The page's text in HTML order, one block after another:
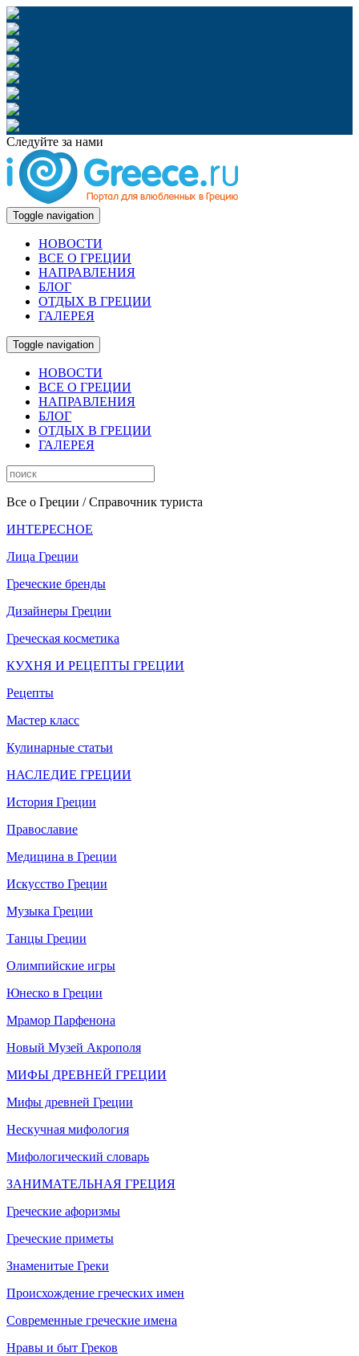
Следуйте за нами
Toggle navigation
НОВОСТИ
ВСЕ О ГРЕЦИИ
НАПРАВЛЕНИЯ
БЛОГ
ОТДЫХ В ГРЕЦИИ
ГАЛЕРЕЯ
Toggle navigation
НОВОСТИ
ВСЕ О ГРЕЦИИ
НАПРАВЛЕНИЯ
БЛОГ
ОТДЫХ В ГРЕЦИИ
ГАЛЕРЕЯ
Все о Греции / Справочник туриста
ИНТЕРЕСНОЕ
Лица Греции
Греческие бренды
Дизайнеры Греции
Греческая косметика
КУХНЯ И РЕЦЕПТЫ ГРЕЦИИ
Рецепты
Мастер класс
Кулинарные статьи
НАСЛЕДИЕ ГРЕЦИИ
История Греции
Православие
Медицина в Греции
Искусство Греции
Музыка Греции
Танцы Греции
Олимпийские игры
Юнеско в Греции
Мрамор Парфенона
Новый Музей Акрополя
МИФЫ ДРЕВНЕЙ ГРЕЦИИ
Мифы древней Греции
Нескучная мифология
Мифологический словарь
ЗАНИМАТЕЛЬНАЯ ГРЕЦИЯ
Греческие афоризмы
Греческие приметы
Знаменитые Греки
Происхождение греческих имен
Современные греческие имена
Нравы и быт Греков